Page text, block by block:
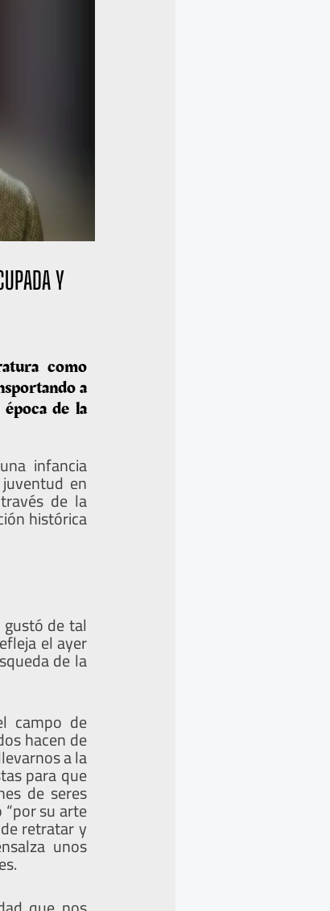
Y
como
a
de la
infancia
en
de la
histórica
de tal
el ayer
de la
campo de
hacen de
a la
para que
de seres
su arte
retratar y
unos